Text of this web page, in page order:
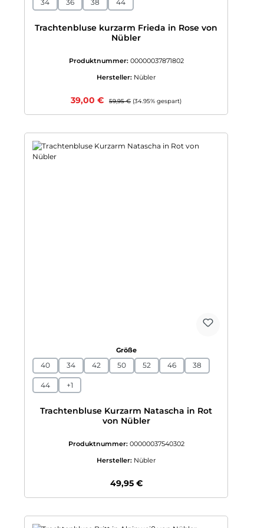
34 36 38 44
Trachtenbluse kurzarm Frieda in Rose von
Nübler
Produktnummer: 00000037871802
Hersteller: Nübler
Verkaufspreis:
39,00 € Regulärer Preis:
59,95 € (34.95% gespart)
Größeauswählen
40 34 42 50 52 46 38
44 +1
Trachtenbluse Kurzarm Natascha in Rot
von Nübler
Produktnummer: 00000037540302
Hersteller: Nübler
Regulärer Preis:
49,95 €